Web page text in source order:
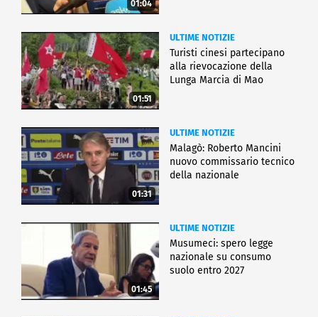
01:04
01:51
ULTIME NOTIZIE
Turisti cinesi partecipano
alla rievocazione della
Lunga Marcia di Mao
01:31
ULTIME NOTIZIE
Malagò: Roberto Mancini
nuovo commissario tecnico
della nazionale
01:45
ULTIME NOTIZIE
Musumeci: spero legge
nazionale su consumo
suolo entro 2027